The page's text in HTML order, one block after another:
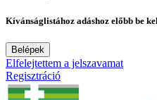
Kívánságlistához adáshoz előbb be
Belépek
Elfelejtettem a jelszavamat
Regisztráció